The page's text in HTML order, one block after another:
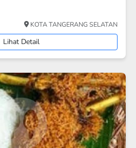
KOTA TANGERANG SELATAN
Lihat Detail